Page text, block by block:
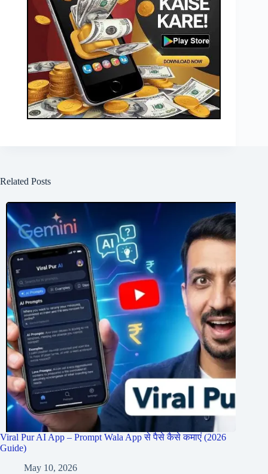
Related Posts
Viral Pur AI App – Prompt Wala App से पैसे कैसे कमाएं (2026
Guide)
May 10, 2026